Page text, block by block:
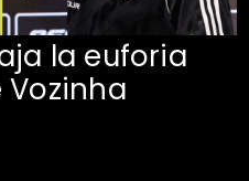
la euforia